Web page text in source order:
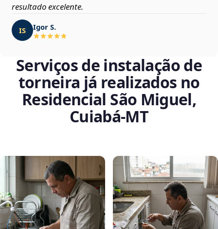
resultado excelente.
IS Igor S.
Serviços de instalação de
torneira já realizados no
Residencial São Miguel,
Cuiabá‑MT